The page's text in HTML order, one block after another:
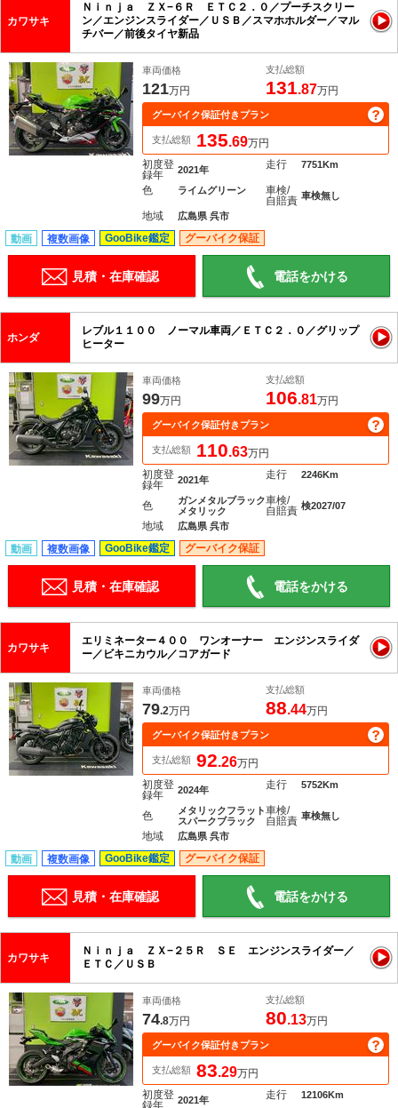
カワサキ
Ｎｉｎｊａ ＺＸ−６Ｒ ＥＴＣ２．０／プーチスクリー
ン／エンジンスライダー／ＵＳＢ／スマホホルダー／マル
チバー／前後タイヤ新品
車両価格
121万円
支払総額
131.87万円
グーバイク保証付きプラン
支払総額 135.69万円
初度登
録年
2021年 走行 7751Km
色 ライムグリーン
車検/
自賠責 車検無し
地域 広島県 呉市
動画 複数画像 GooBike鑑定 グーバイク保証
見積・在庫確認 電話をかける
ホンダ
レブル１１００ ノーマル車両／ＥＴＣ２．０／グリップ
ヒーター
車両価格
99万円
支払総額
106.81万円
グーバイク保証付きプラン
支払総額 110.63万円
初度登
録年
2021年 走行 2246Km
色
ガンメタルブラック
メタリック
車検/
自賠責 検2027/07
地域 広島県 呉市
動画 複数画像 GooBike鑑定 グーバイク保証
見積・在庫確認 電話をかける
カワサキ
エリミネーター４００ ワンオーナー エンジンスライダ
ー／ビキニカウル／コアガード
車両価格
79.2万円
支払総額
88.44万円
グーバイク保証付きプラン
支払総額 92.26万円
初度登
録年
2024年 走行 5752Km
色
メタリックフラット
スパークブラック
車検/
自賠責 車検無し
地域 広島県 呉市
動画 複数画像 GooBike鑑定 グーバイク保証
見積・在庫確認 電話をかける
カワサキ
Ｎｉｎｊａ ＺＸ−２５Ｒ ＳＥ エンジンスライダー／
ＥＴＣ／ＵＳＢ
車両価格
74.8万円
支払総額
80.13万円
グーバイク保証付きプラン
支払総額 83.29万円
初度登 2021年 走行 12106Km